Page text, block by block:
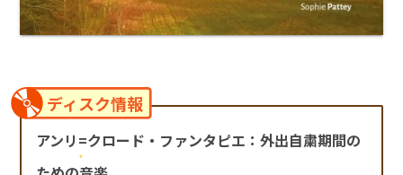
ディスク情報
アンリ=クロード・ファンタピエ：外出自粛期間の